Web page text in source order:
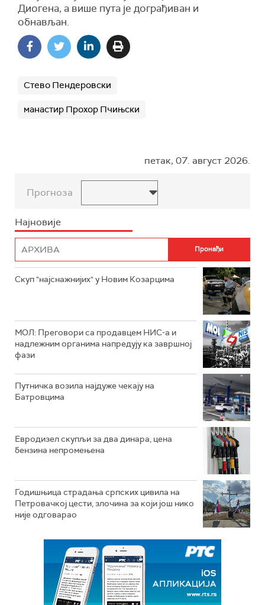
Диогена, а више пута је дограђиван и
обнављан.
Стево Пендеровски
манастир Прохор Пчињски
петак, 07. август 2026.
Прогноза
Најновије
Скуп "најснажнијих" у Новим Козарцима
МОЛ: Преговори са продавцем НИС-а и
надлежним органима напредују ка завршној
фази
Путничка возила најдуже чекају на
Батровцима
Евродизел скупљи за два динара, цена
бензина непромењена
Годишњица страдања српских цивила на
Петровачкој цести, злочина за који још нико
није одговарао